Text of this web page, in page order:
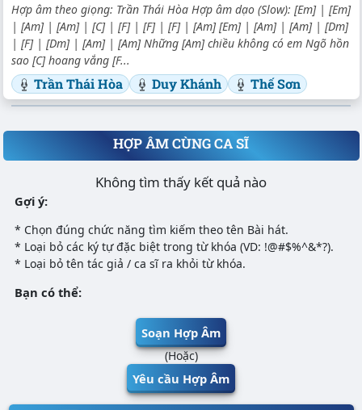
Hợp âm theo giọng: Trần Thái Hòa Hợp âm dạo (Slow): [Em] | [Em]
| [Am] | [Am] | [C] | [F] | [F] | [F] | [Am] [Em] | [Am] | [Am] | [Dm]
| [F] | [Dm] | [Am] | [Am] Những [Am] chiều không có em Ngõ hồn
sao [C] hoang vắng [F...
Trần Thái Hòa Duy Khánh Thế Sơn
HỢP ÂM CÙNG CA SĨ
Không tìm thấy kết quả nào
Gợi ý:
* Chọn đúng chức năng tìm kiếm theo tên Bài hát.
* Loại bỏ các ký tự đặc biệt trong từ khóa (VD: !@#$%^&*?).
* Loại bỏ tên tác giả / ca sĩ ra khỏi từ khóa.
Bạn có thể:
Soạn Hợp Âm
(Hoặc)
Yêu cầu Hợp Âm